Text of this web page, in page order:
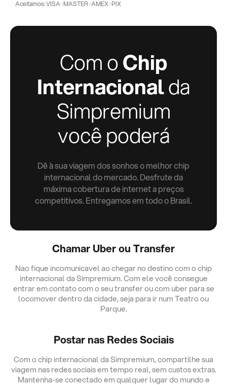
Aceitamos: VISA · MASTER · AMEX · PIX
Com oChip
Internacionalda
Simpremium
você poderá
Dê à sua viagem dos sonhos o melhor chip
internacional do mercado. Desfrute da
máxima cobertura de internet a preços
competitivos. Entregamos em todo o Brasil.
Chamar Uber ou Transfer
Nao fique incomunicavel ao chegar no destino com o chip
internacional da Simpremium. Com ele você consegue
entrar em contato com o seu transfer ou com uber para se
locomover dentro da cidade, seja para ir num Teatro ou
Parque.
Postar nas Redes Sociais
Com o chip internacional da Simpremium, compartilhe sua
viagem nas redes sociais em tempo real, sem custos extras.
Mantenha-se conectado em qualquer lugar do mundo e